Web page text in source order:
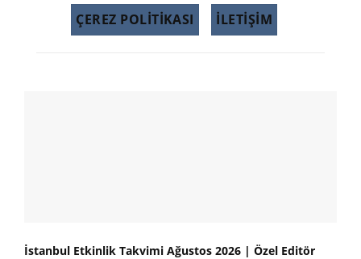
ÇEREZ POLITIKASI İLETİŞİM
İstanbul Etkinlik Takvimi Ağustos 2026 | Özel Editör